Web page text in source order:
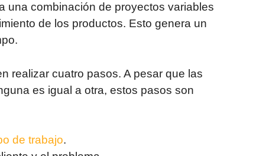
una combinación de proyectos variables
de los productos. Esto genera un
realizar cuatro pasos. A pesar que las
es igual a otra, estos pasos son
de trabajo.